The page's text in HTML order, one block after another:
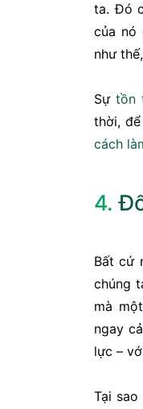
ta. Đó
của nó
như
Sựtồn
thời,
cách
4.
Bất cứ
chúng
mà
ngay
lực –
Tại